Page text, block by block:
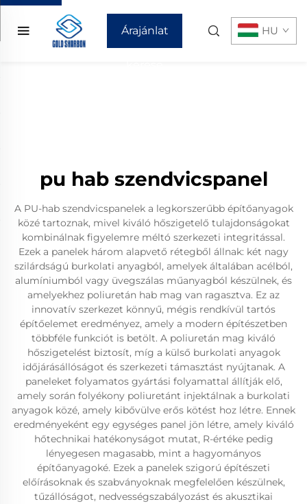
Árajánlat HU
pu hab szendvicspanel
A PU-hab szendvicspanelek a legkorszerűbb építőanyagok
közé tartoznak, mivel kiváló hőszigetelő tulajdonságokat
kombinálnak figyelemre méltó szerkezeti integritással.
Ezek a panelek három alapvető rétegből állnak: két nagy
szilárdságú burkolati anyagból, amelyek általában acélból,
alumíniumból vagy üvegszálas műanyagból készülnek, és
amelyekhez poliuretán hab mag van ragasztva. Ez az
innovatív szerkezet könnyű, mégis rendkívül tartós
építőelemet eredményez, amely a modern építészetben
többféle funkciót is betölt. A poliuretán mag kiváló
hőszigetelést biztosít, míg a külső burkolati anyagok
időjárásállóságot és szerkezeti támasztást nyújtanak. A
paneleket folyamatos gyártási folyamattal állítják elő,
amely során folyékony poliuretánt injektálnak a burkolati
anyagok közé, amely kibővülve erős kötést hoz létre. Ennek
eredményeként egy egységes panel jön létre, amely kiváló
hőtechnikai hatékonyságot mutat, R-értéke pedig
lényegesen magasabb, mint a hagyományos
építőanyagoké. Ezek a panelek szigorú építészeti
előírásoknak és szabványoknak megfelelően készülnek,
tűzállóságot, nedvességszabályozást és akusztikai